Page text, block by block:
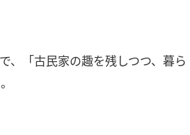
、「古民家の趣を残しつつ、暮ら